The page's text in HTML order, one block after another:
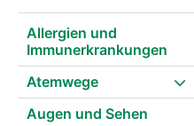
Allergien und
Immunerkrankungen
Atemwege
Augen und Sehen